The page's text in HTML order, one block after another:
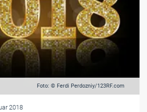
Foto: © Ferdi Perdozniy/123RF.com
2018